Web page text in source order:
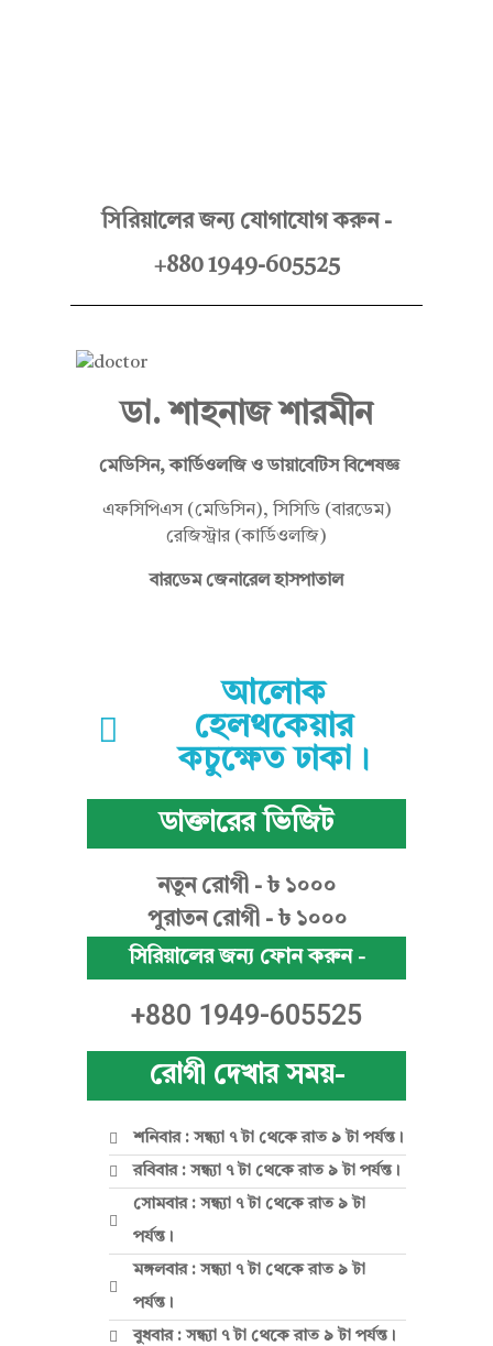
ডা
.
শা
র
মী
সিরিয়ালের জন্য যোগাযোগ করুন -
+880 1949-605525
ডা. শাহনাজ শারমীন
মেডিসিন, কার্ডিওলজি ও ডায়াবেটিস বিশেষজ্ঞ
এফসিপিএস (মেডিসিন), সিসিডি (বারডেম)
রেজিস্ট্রার (কার্ডিওলজি)
বারডেম জেনারেল হাসপাতাল
আলোক
হেলথকেয়ার
কচুক্ষেত ঢাকা।
ডাক্তারের ভিজিট
নতুন রোগী - ৳ ১০০০
পুরাতন রোগী - ৳ ১০০০
সিরিয়ালের জন্য ফোন করুন -
+880 1949-605525
রোগী দেখার সময়-
শনিবার : সন্ধ্যা ৭ টা থেকে রাত ৯ টা পর্যন্ত।
রবিবার : সন্ধ্যা ৭ টা থেকে রাত ৯ টা পর্যন্ত।
সোমবার : সন্ধ্যা ৭ টা থেকে রাত ৯ টা
পর্যন্ত।
মঙ্গলবার : সন্ধ্যা ৭ টা থেকে রাত ৯ টা
পর্যন্ত।
বুধবার : সন্ধ্যা ৭ টা থেকে রাত ৯ টা পর্যন্ত।